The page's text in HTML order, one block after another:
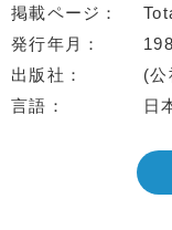
掲載ページ
発行年月
出版社
(公
言語
日